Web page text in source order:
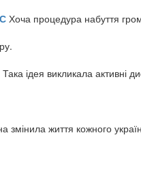
Хоча процедура набуття
Така ідея викликала активні
змінила життя кожного